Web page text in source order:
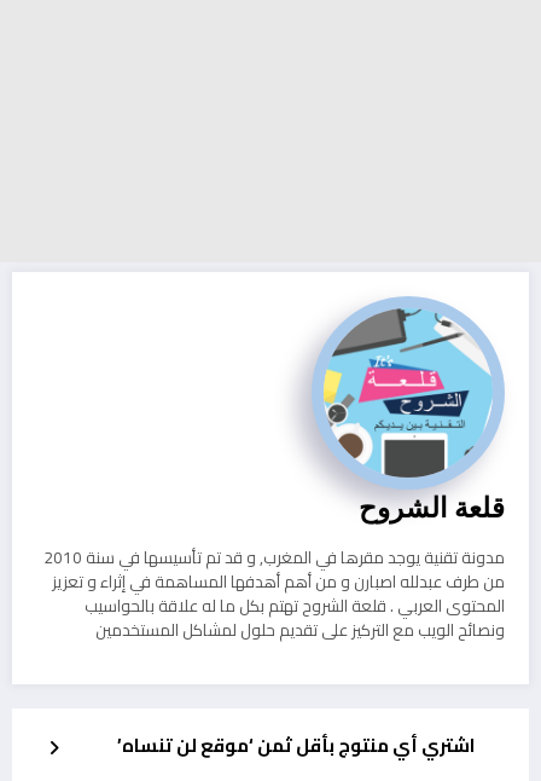
قلعة الشروح
مدونة تقنية يوجد مقرها في المغرب, و قد تم تأسيسها في سنة 2010
من طرف عبدلله اصبارن و من أهم أهدفها المساهمة في إثراء و تعزيز
المحتوى العربي . قلعة الشروح تهتم بكل ما له علاقة بالحواسيب
ونصائح الويب مع التركيز على تقديم حلول لمشاكل المستخدمين
اشتري أي منتوج بأقل ثمن ‘موقع لن تنساه’